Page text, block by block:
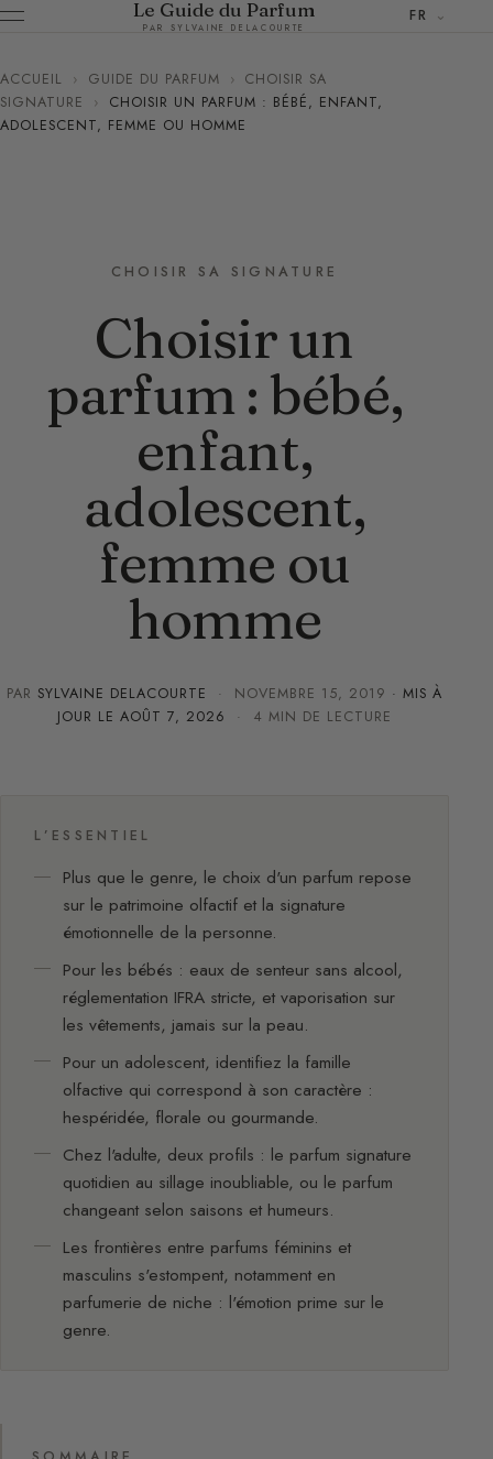
Le Guide du Parfum
PAR SYLVAINE DELACOURTE
FR
ACCUEIL › GUIDE DU PARFUM › CHOISIR SA
SIGNATURE
›
CHOISIR UN PARFUM : BÉBÉ, ENFANT,
ADOLESCENT, FEMME OU HOMME
CHOISIR SA SIGNATURE
Choisir un
parfum : bébé,
enfant,
adolescent,
femme ou
homme
PAR SYLVAINE DELACOURTE · NOVEMBRE 15, 2019 · MIS À
JOUR LE AOÛT 7, 2026 · 4 MIN DE LECTURE
L’ESSENTIEL
Plus que le genre, le choix d'un parfum repose
sur le patrimoine olfactif et la signature
émotionnelle de la personne.
Pour les bébés : eaux de senteur sans alcool,
réglementation IFRA stricte, et vaporisation sur
les vêtements, jamais sur la peau.
Pour un adolescent, identifiez la famille
olfactive qui correspond à son caractère :
hespéridée, florale ou gourmande.
Chez l'adulte, deux profils : le parfum signature
quotidien au sillage inoubliable, ou le parfum
changeant selon saisons et humeurs.
Les frontières entre parfums féminins et
masculins s'estompent, notamment en
parfumerie de niche : l'émotion prime sur le
genre.